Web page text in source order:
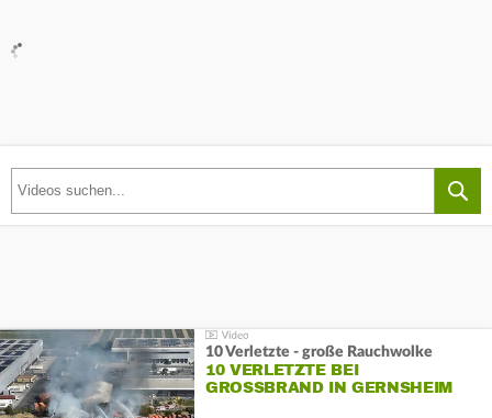
10 Verletzte - große Rauchwolke
10 VERLETZTE BEI
GROSSBRAND IN GERNSHEIM